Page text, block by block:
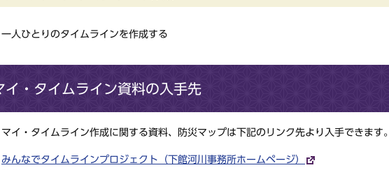
一人ひとりのタイムラインを作成する
イ・タイムライン資料の入手先
イ・タイムライン作成に関する資料、防災マップは下記のリンク先より入手できます。
みんなでタイムラインプロジェクト（下館河川事務所ホームページ）